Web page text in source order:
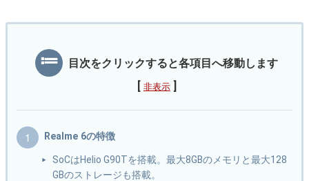
目次をクリックすると各項目へ移動します
[ 非表示 ]
Realme 6の特徴
SoCはHelio G90Tを搭載。最大8GBのメモリと最大128
GBのストレージも搭載。